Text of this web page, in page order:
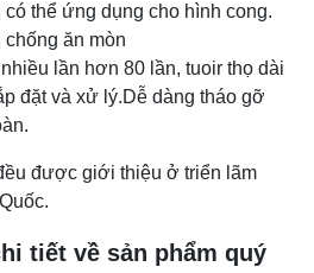
thể ứng dụng cho hình cong.
ăn mòn
lần hơn 80 lần, tuoir thọ dài
đặt và xử lý.Dễ dàng tháo gỡ
được giới thiệu ở triển lãm
tiết về sản phẩm quý